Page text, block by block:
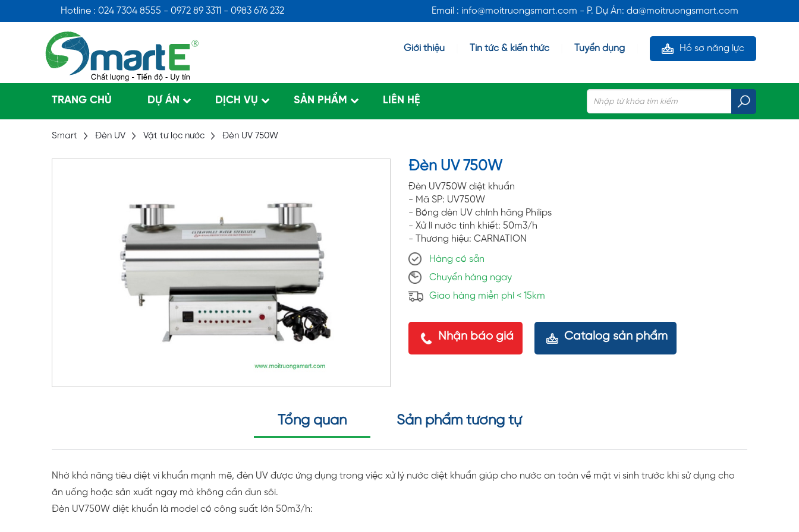
Hotline : 024 7304 8555 - 0972 89 3311 - 0983 676 232 Email : info@moitruongsmart.com - P. Dự Án: da@moitruongsmart.com
Giới thiệu Tin tức & kiến thức Tuyển dụng Hồ sơ năng lực
TRANG CHỦ DỰ ÁN DỊCH VỤ SẢN PHẨM LIÊN HỆ
Smart Đèn UV Vật tư lọc nước Đèn UV 750W
Đèn UV 750W
Ðèn UV750W diệt khuẩn
- Mã SP: UV750W
- Bóng dèn UV chính hãng Philips
- Xử lí nước tinh khiết: 50m3/h
- Thương hiệu: CARNATION
Hàng có sẵn
Chuyển hàng ngay
Giao hàng miễn phí < 15km
Nhận báo giá Catalog sản phẩm
Tổng quan Sản phẩm tương tự
Nhờ khả năng tiêu diệt vi khuẩn mạnh mẽ, đèn UV được ứng dụng trong việc xử lý nước diệt khuẩn giúp cho nước an toàn về mặt vi sinh trước khi sử dụng cho
ăn uống hoặc sản xuất ngay mà không cần đun sôi.
Ðèn UV750W diệt khuẩn là model có công suất lớn 50m3/h: